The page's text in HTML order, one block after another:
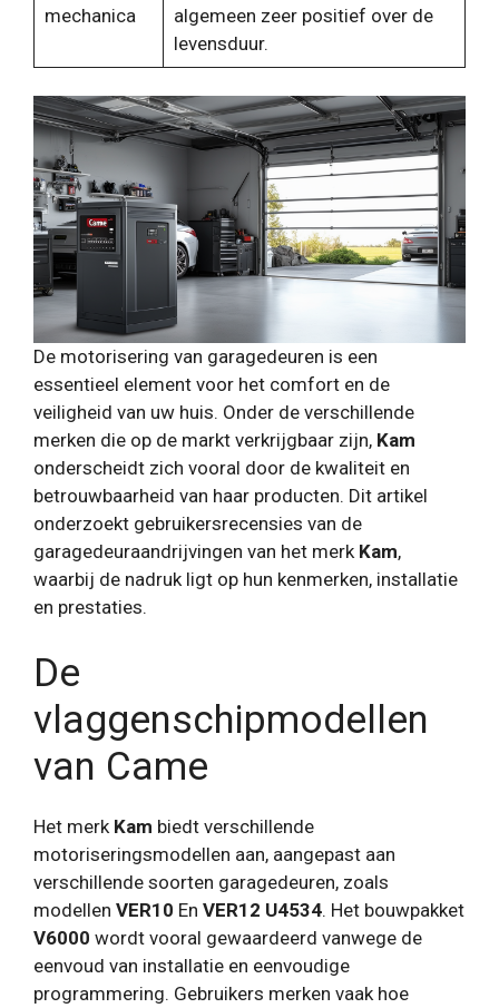
mechanica
algemeen zeer positief over de
levensduur.
De motorisering van garagedeuren is een
essentieel element voor het comfort en de
veiligheid van uw huis. Onder de verschillende
merken die op de markt verkrijgbaar zijn, Kam
onderscheidt zich vooral door de kwaliteit en
betrouwbaarheid van haar producten. Dit artikel
onderzoekt gebruikersrecensies van de
garagedeuraandrijvingen van het merk Kam,
waarbij de nadruk ligt op hun kenmerken, installatie
en prestaties.
De
vlaggenschipmodellen
van Came
Het merk Kam biedt verschillende
motoriseringsmodellen aan, aangepast aan
verschillende soorten garagedeuren, zoals
modellen VER10 En VER12 U4534. Het bouwpakket
V6000 wordt vooral gewaardeerd vanwege de
eenvoud van installatie en eenvoudige
programmering. Gebruikers merken vaak hoe